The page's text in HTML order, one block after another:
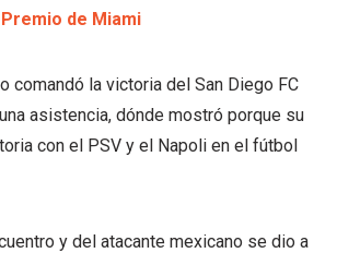
de Miami
comandó la victoria del San Diego FC
asistencia, dónde mostró porque su
con el PSV y el Napoli en el fútbol
y del atacante mexicano se dio a